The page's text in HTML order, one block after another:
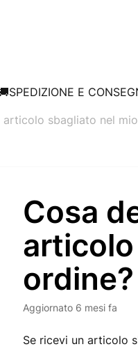
E
sbagliato nel
Cosa
ordine?
Aggiornato 6 mesi fa
Se ricevi un articolo